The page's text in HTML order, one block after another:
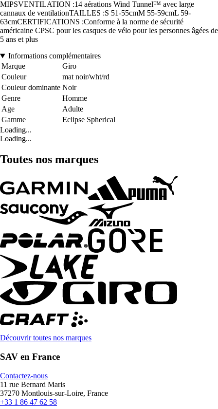
MIPSVENTILATION :14 aérations Wind Tunnel™ avec large
cannaux de ventilationTAILLES :S 51-55cmM 55-59cmL 59-
63cmCERTIFICATIONS :Conforme à la norme de sécurité
américaine CPSC pour les casques de vélo pour les personnes âgées de
5 ans et plus
Informations complémentaires
Marque
Giro
Couleur
mat noir/wht/rd
Couleur dominante Noir
Genre
Homme
Age
Adulte
Gamme
Eclipse Spherical
Loading...
Loading...
Toutes nos marques
Découvrir toutes nos marques
SAV en France
Contactez-nous
11 rue Bernard Maris
37270 Montlouis-sur-Loire, France
+33 1 86 47 62 58